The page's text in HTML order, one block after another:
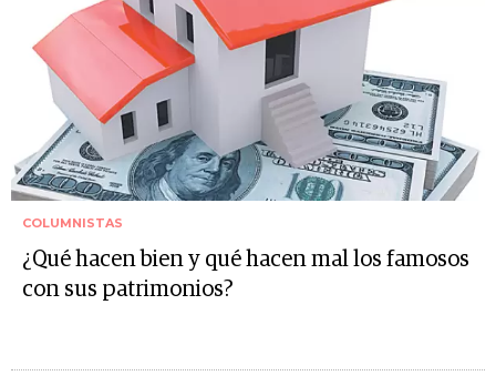
COLUMNISTAS
¿Qué hacen bien y qué hacen mal los famosos
con sus patrimonios?